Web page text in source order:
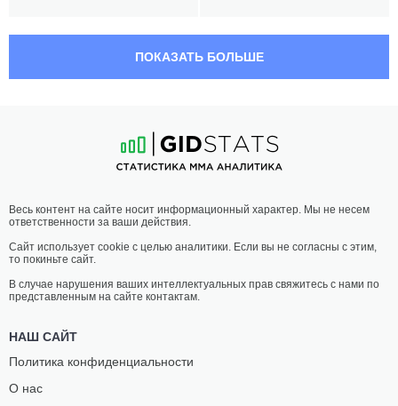
ДЖЕКСОН
11-6- 1
22:00 МСК•
НАИЛЕГЧАЙШИЙ ВЕС 56.7 КГ
КАЛЛИОНИДУ
ПОКАЗАТЬ БОЛЬШЕ
Весь контент на сайте носит информационный характер. Мы не несем
ответственности за ваши действия.
Сайт использует cookie с целью аналитики. Если вы не согласны с этим,
то покиньте сайт.
В случае нарушения ваших интеллектуальных прав свяжитесь с нами по
представленным на сайте контактам.
НАШ САЙТ
Политика конфиденциальности
О нас